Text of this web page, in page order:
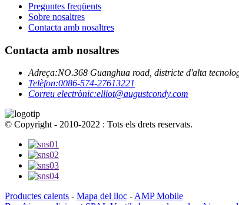
Preguntes freqüents
Sobre nosaltres
Contacta amb nosaltres
Contacta amb nosaltres
Adreça:NO.368 Guanghua road, districte d'alta
Telèfon:0086-574-27613221
Correu electrònic:elliot@augustcondy.com
© Copyright - 2010-2022 : Tots els drets reservats.
Productes calents - Mapa del lloc - AMP Mobile